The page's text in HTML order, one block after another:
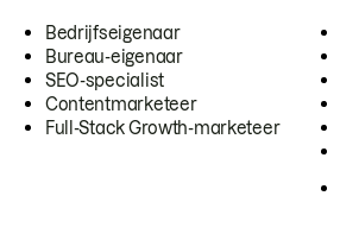
Bedrijfseigenaar
Bureau-eigenaar
SEO-specialist
Contentmarketeer
Full-Stack Growth-marketeer